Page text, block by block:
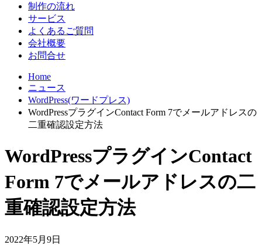
制作の流れ
サービス
よくあるご質問
会社概要
お問合せ
Home
ニュース
WordPress(ワードプレス)
WordPressプラグインContact Form 7でメールアドレスの
二重確認設定方法
WordPressプラグインContact
Form 7でメールアドレスの二
重確認設定方法
2022年5月9日